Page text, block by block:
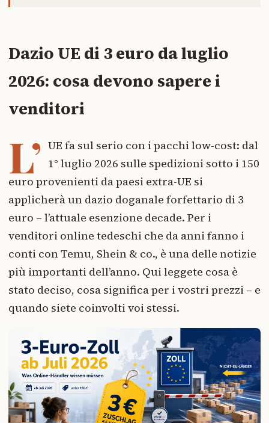
Dazio UE di 3 euro da luglio
2026: cosa devono sapere i
venditori
L’ UE fa sul serio con i pacchi low-cost: dal
1° luglio 2026 sulle spedizioni sotto i 150
euro provenienti da paesi extra-UE si
applicherà un dazio doganale forfettario di 3
euro – l’attuale esenzione decade. Per i
venditori online tedeschi che da anni fanno i
conti con Temu, Shein & co., è una delle notizie
più importanti dell’anno. Qui leggete cosa è
stato deciso, cosa significa per i vostri prezzi – e
quando siete coinvolti voi stessi.